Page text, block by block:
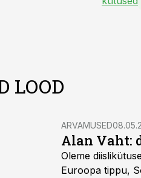
LOOD
ARVAMUSED
Alan Vaht:
Oleme
Euroopa tippu,